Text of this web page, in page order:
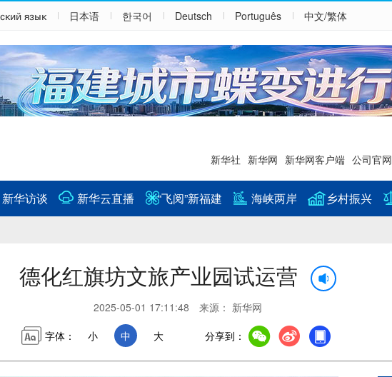
язык 日本语 한국어 Deutsch Português 中文/繁体
新华社 新华网 新华网客户端 公司官网
新华访谈 新华云直播 “飞阅”新福建 海峡两岸 乡村振兴
德化红旗坊文旅产业园试运营
2025-05-01 17:11:48 来源： 新华网
字体：
小 中 大 分享到：